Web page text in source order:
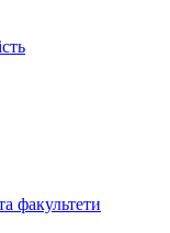
факультети